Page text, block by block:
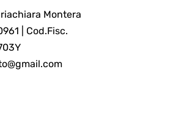
Montera
| Cod.Fisc.